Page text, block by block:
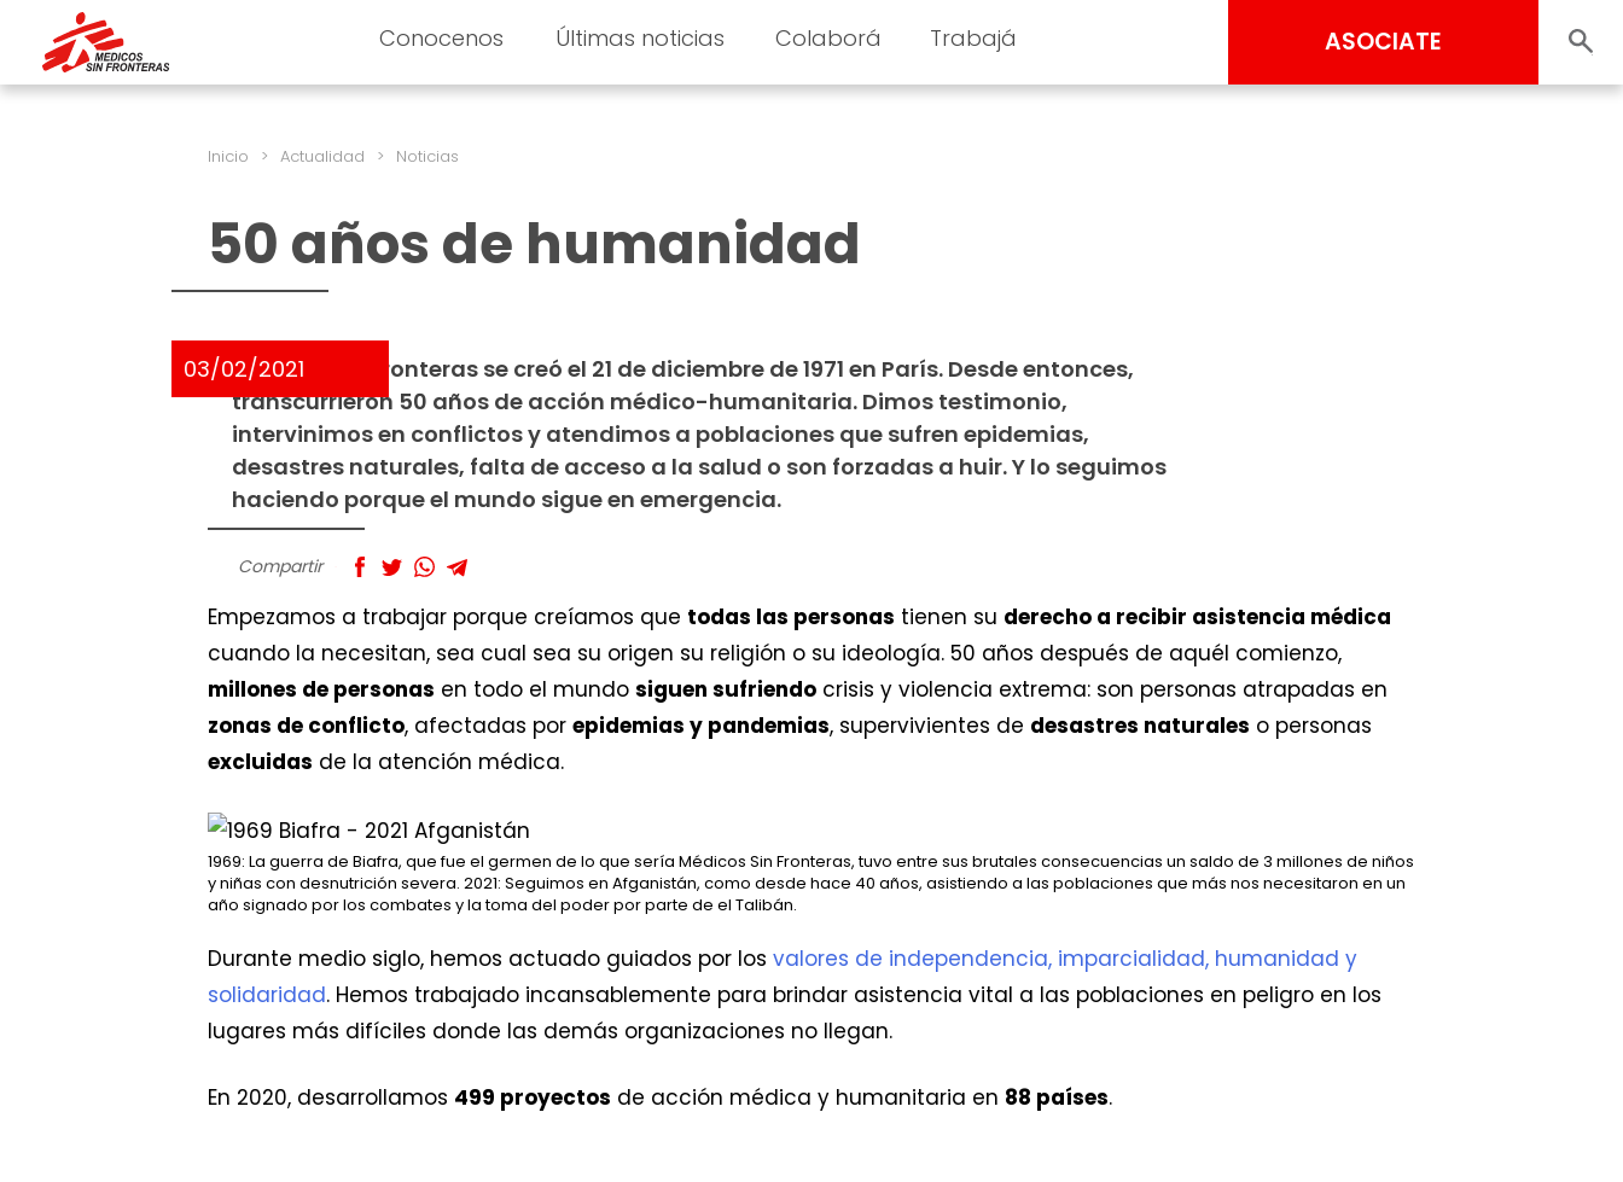
Conocenos Últimas noticias Colaborá Trabajá ASOCIATE
Inicio > Actualidad > Noticias
50 años de humanidad
03/02/2021
Médicos Sin Fronteras se creó el 21 de diciembre de 1971 en París. Desde entonces,
transcurrieron 50 años de acción médico-humanitaria. Dimos testimonio,
intervinimos en conflictos y atendimos a poblaciones que sufren epidemias,
desastres naturales, falta de acceso a la salud o son forzadas a huir. Y lo seguimos
haciendo porque el mundo sigue en emergencia.
Compartir
Empezamos a trabajar porque creíamos que todas las personas tienen su derecho a recibir asistencia médica
cuando la necesitan, sea cual sea su origen su religión o su ideología. 50 años después de aquél comienzo,
millones de personas en todo el mundo siguen sufriendo crisis y violencia extrema: son personas atrapadas en
zonas de conflicto, afectadas por epidemias y pandemias, supervivientes de desastres naturales o personas
excluidas de la atención médica.
1969: La guerra de Biafra, que fue el germen de lo que sería Médicos Sin Fronteras, tuvo entre sus brutales consecuencias un saldo de 3 millones de niños
y niñas con desnutrición severa. 2021: Seguimos en Afganistán, como desde hace 40 años, asistiendo a las poblaciones que más nos necesitaron en un
año signado por los combates y la toma del poder por parte de el Talibán.
Durante medio siglo, hemos actuado guiados por los valores de independencia, imparcialidad, humanidad y
solidaridad. Hemos trabajado incansablemente para brindar asistencia vital a las poblaciones en peligro en los
lugares más difíciles donde las demás organizaciones no llegan.
En 2020, desarrollamos 499 proyectos de acción médica y humanitaria en 88 países.